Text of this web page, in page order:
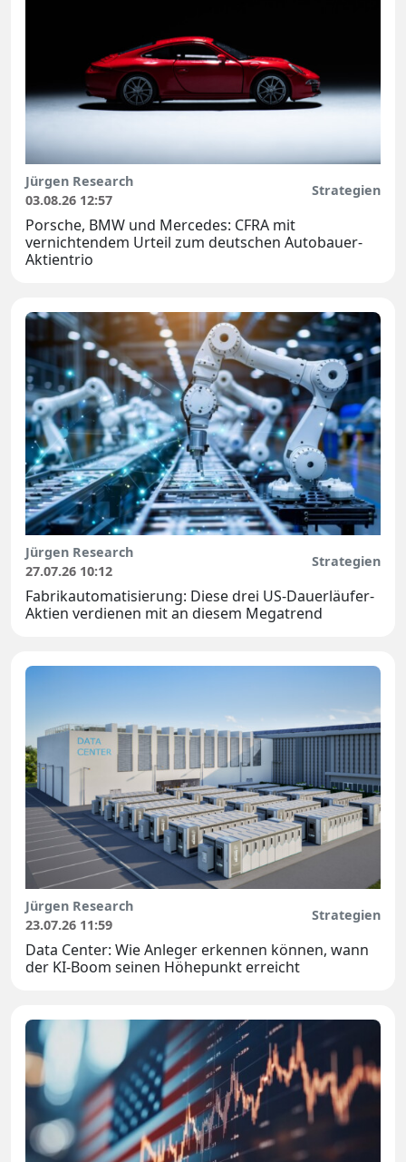
Jürgen Research
03.08.26 12:57
Strategien
Porsche, BMW und Mercedes: CFRA mit
vernichtendem Urteil zum deutschen Autobauer-
Aktientrio
Jürgen Research
27.07.26 10:12
Strategien
Fabrikautomatisierung: Diese drei US-Dauerläufer-
Aktien verdienen mit an diesem Megatrend
Jürgen Research
23.07.26 11:59
Strategien
Data Center: Wie Anleger erkennen können, wann
der KI-Boom seinen Höhepunkt erreicht